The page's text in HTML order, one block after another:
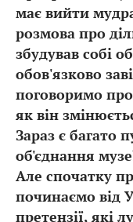
має вийти
розмова про
збудував собі
обов'язково
поговоримо
як він
Зараз є багато
об'єднання
Але спочатку
починаємо від
претензії, які